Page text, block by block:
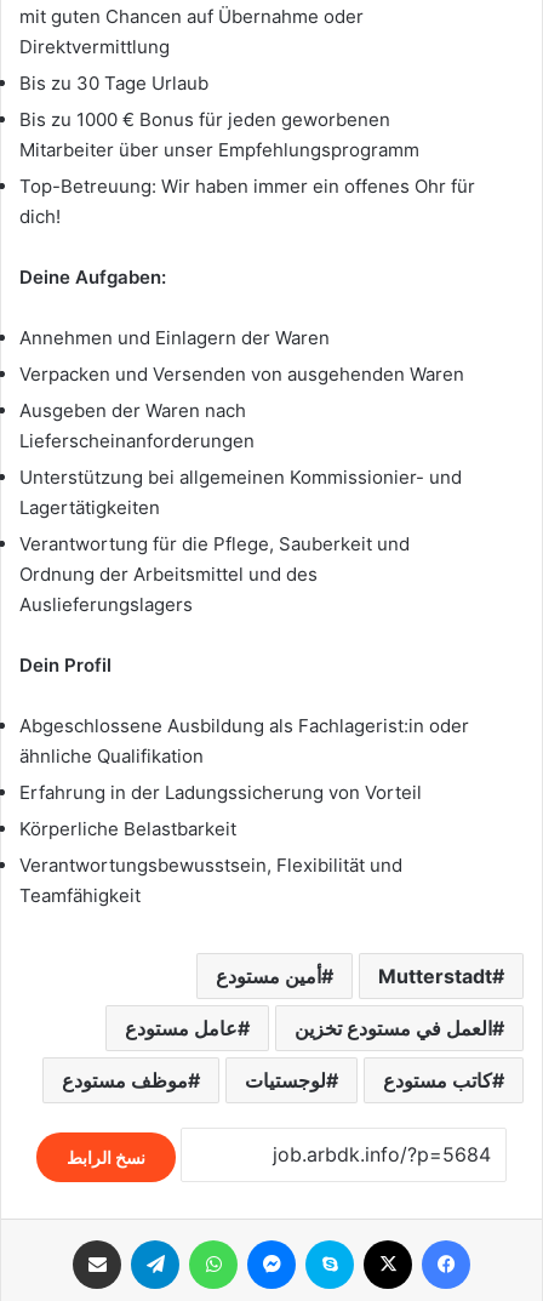
mit guten Chancen auf Übernahme oder
Direktvermittlung
Bis zu 30 Tage Urlaub
Bis zu 1000 € Bonus für jeden geworbenen
Mitarbeiter über unser Empfehlungsprogramm
Top-Betreuung: Wir haben immer ein offenes Ohr für
dich!
Deine Aufgaben:
Annehmen und Einlagern der Waren
Verpacken und Versenden von ausgehenden Waren
Ausgeben der Waren nach
Lieferscheinanforderungen
Unterstützung bei allgemeinen Kommissionier- und
Lagertätigkeiten
Verantwortung für die Pflege, Sauberkeit und
Ordnung der Arbeitsmittel und des
Auslieferungslagers
Dein Profil
Abgeschlossene Ausbildung als Fachlagerist:in oder
ähnliche Qualifikation
Erfahrung in der Ladungssicherung von Vorteil
Körperliche Belastbarkeit
Verantwortungsbewusstsein, Flexibilität und
Teamfähigkeit
Mutterstadt أمين مستودع
العمل في مستودع تخزين عامل مستودع
كاتب مستودع لوجستيات موظف مستودع
نسخ الرابط